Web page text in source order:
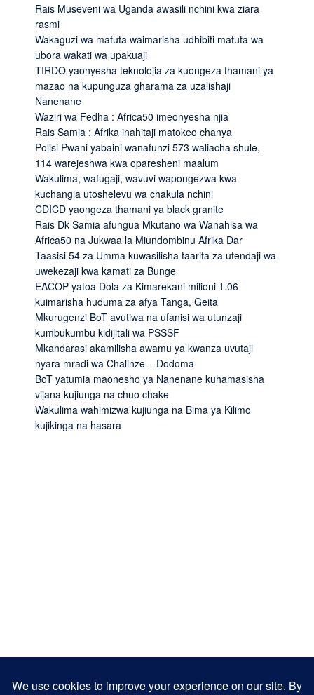
Rais Museveni wa Uganda awasili nchini kwa ziara
rasmi
Wakaguzi wa mafuta waimarisha udhibiti mafuta wa
ubora wakati wa upakuaji
TIRDO yaonyesha teknolojia za kuongeza thamani ya
mazao na kupunguza gharama za uzalishaji
Nanenane
Waziri wa Fedha : Africa50 imeonyesha njia
Rais Samia : Afrika inahitaji matokeo chanya
Polisi Pwani yabaini wanafunzi 573 waliacha shule,
114 warejeshwa kwa oparesheni maalum
Wakulima, wafugaji, wavuvi wapongezwa kwa
kuchangia utoshelevu wa chakula nchini
CDICD yaongeza thamani ya black granite
Rais Dk Samia afungua Mkutano wa Wanahisa wa
Africa50 na Jukwaa la Miundombinu Afrika Dar
Taasisi 54 za Umma kuwasilisha taarifa za utendaji wa
uwekezaji kwa kamati za Bunge
EACOP yatoa Dola za Kimarekani milioni 1.06
kuimarisha huduma za afya Tanga, Geita
Mkurugenzi BoT avutiwa na ufanisi wa utunzaji
kumbukumbu kidijitali wa PSSSF
Mkandarasi akamilisha awamu ya kwanza uvutaji
nyara mradi wa Chalinze – Dodoma
BoT yatumia maonesho ya Nanenane kuhamasisha
vijana kujiunga na chuo chake
Wakulima wahimizwa kujiunga na Bima ya Kilimo
kujikinga na hasara